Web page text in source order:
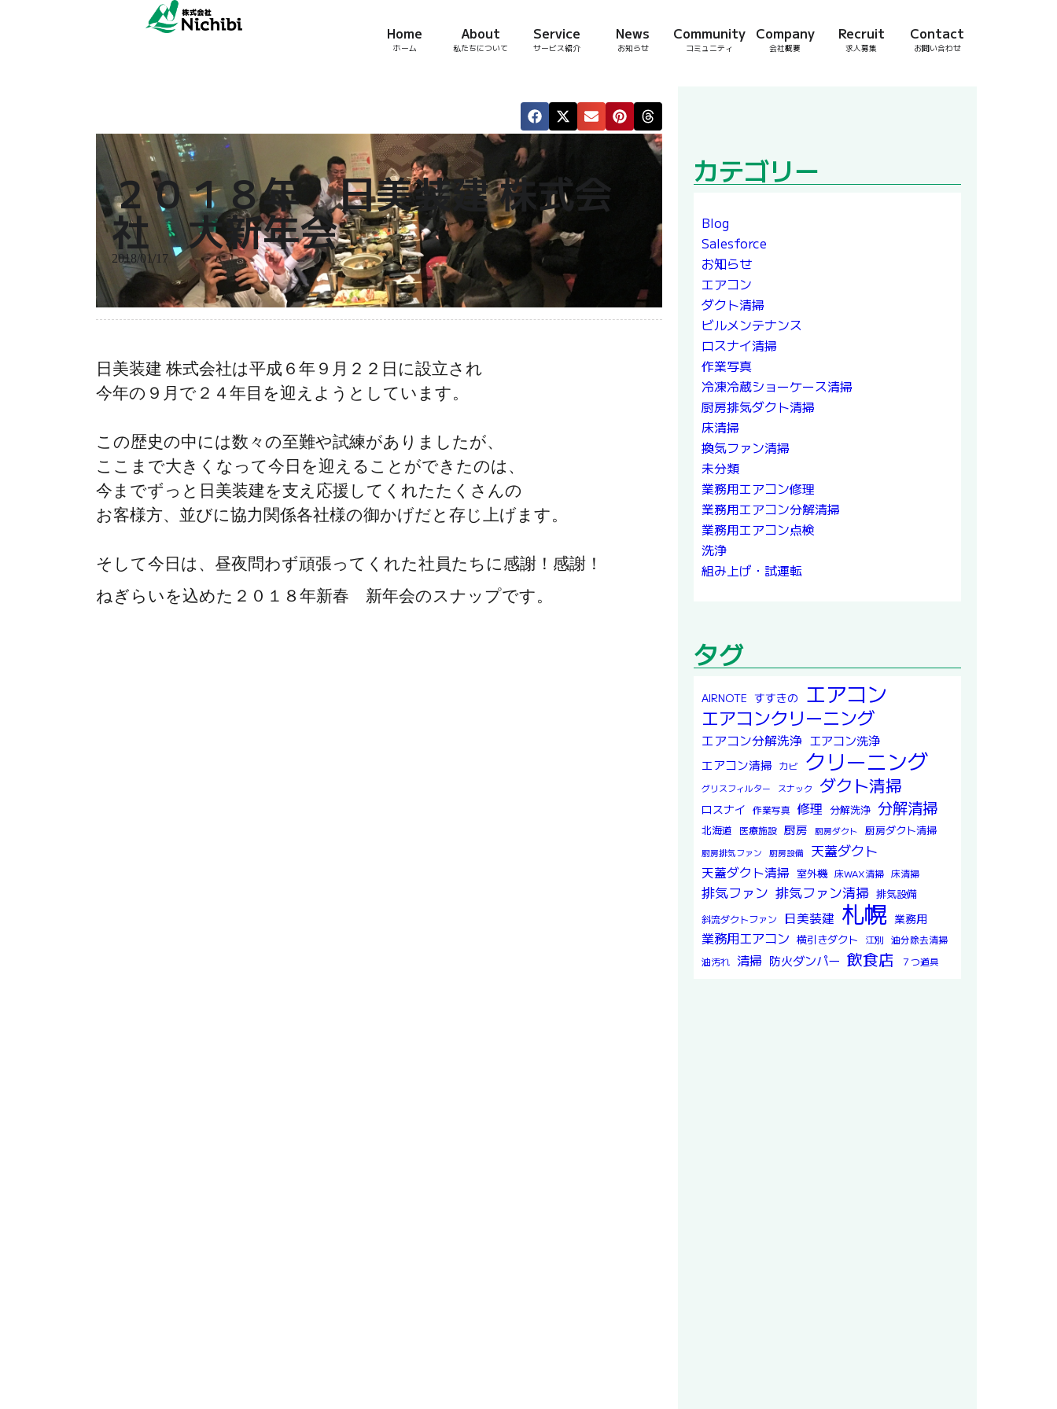
Home
ホーム
About
私たちについて
Service
サービス紹介
News
お知らせ
Community
コミュニティ
Company
会社概要
Recruit
求人募集
Contact
お問い合わせ
２０１８年 日美装建 株式会
社 大新年会
2018/01/17
日美装建 株式会社は平成６年９月２２日に設立され
今年の９月で２４年目を迎えようとしています。
この歴史の中には数々の至難や試練がありましたが、
ここまで大きくなって今日を迎えることができたのは、
今までずっと日美装建を支え応援してくれたたくさんの
お客様方、並びに協力関係各社様の御かげだと存じ上げます。
そして今日は、昼夜問わず頑張ってくれた社員たちに感謝！感謝！
ねぎらいを込めた２０１８年新春 新年会のスナップです。
カテゴリー
Blog
Salesforce
お知らせ
エアコン
ダクト清掃
ビルメンテナンス
ロスナイ清掃
作業写真
冷凍冷蔵ショーケース清掃
厨房排気ダクト清掃
床清掃
換気ファン清掃
未分類
業務用エアコン修理
業務用エアコン分解清掃
業務用エアコン点検
洗浄
組み上げ・試運転
タグ
AIRNOTE すすきの エアコン
エアコンクリーニング
エアコン分解洗浄 エアコン洗浄
エアコン清掃 カビ クリーニング
グリスフィルター スナック ダクト清掃
ロスナイ 作業写真 修理 分解洗浄 分解清掃
北海道 医療施設 厨房 厨房ダクト 厨房ダクト清掃
厨房排気ファン 厨房設備 天蓋ダクト
天蓋ダクト清掃 室外機 床WAX清掃 床清掃
排気ファン 排気ファン清掃 排気設備
斜流ダクトファン 日美装建 札幌 業務用
業務用エアコン 横引きダクト 江別 油分除去清掃
油汚れ 清掃 防火ダンパー 飲食店 ７つ道具